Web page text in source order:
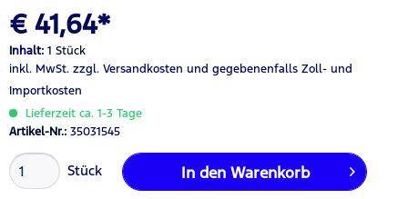
€ 41,64*
Inhalt: 1 Stück
inkl. MwSt. zzgl. Versandkosten und gegebenenfalls Zoll- und
Importkosten
Lieferzeit ca. 1-3 Tage
Artikel-Nr.: 35031545
Stück In den Warenkorb